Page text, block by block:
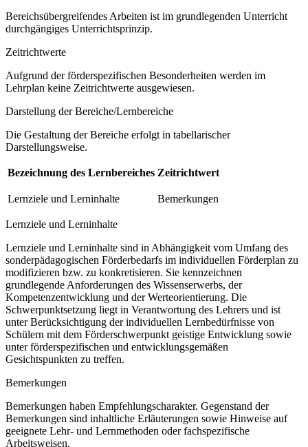
Bereichsübergreifendes Arbeiten ist im grundlegenden Unterricht
durchgängiges Unterrichtsprinzip.
Zeitrichtwerte
Aufgrund der förderspezifischen Besonderheiten werden im
Lehrplan keine Zeitrichtwerte ausgewiesen.
Darstellung der Bereiche/Lernbereiche
Die Gestaltung der Bereiche erfolgt in tabellarischer
Darstellungsweise.
Bezeichnung des Lernbereiches Zeitrichtwert
Lernziele und Lerninhalte Bemerkungen
Lernziele und Lerninhalte
Lernziele und Lerninhalte sind in Abhängigkeit vom Umfang des
sonderpädagogischen Förderbedarfs im individuellen Förderplan zu
modifizieren bzw. zu konkretisieren. Sie kennzeichnen
grundlegende Anforderungen des Wissenserwerbs, der
Kompetenzentwicklung und der Werteorientierung. Die
Schwerpunktsetzung liegt in Verantwortung des Lehrers und ist
unter Berücksichtigung der individuellen Lernbedürfnisse von
Schülern mit dem Förderschwerpunkt geistige Entwicklung sowie
unter förderspezifischen und entwicklungsgemäßen
Gesichtspunkten zu treffen.
Bemerkungen
Bemerkungen haben Empfehlungscharakter. Gegenstand der
Bemerkungen sind inhaltliche Erläuterungen sowie Hinweise auf
geeignete Lehr- und Lernmethoden oder fachspezifische
Arbeitsweisen.